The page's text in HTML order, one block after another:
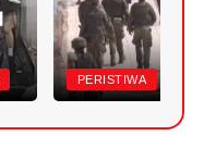
PERISTIWA